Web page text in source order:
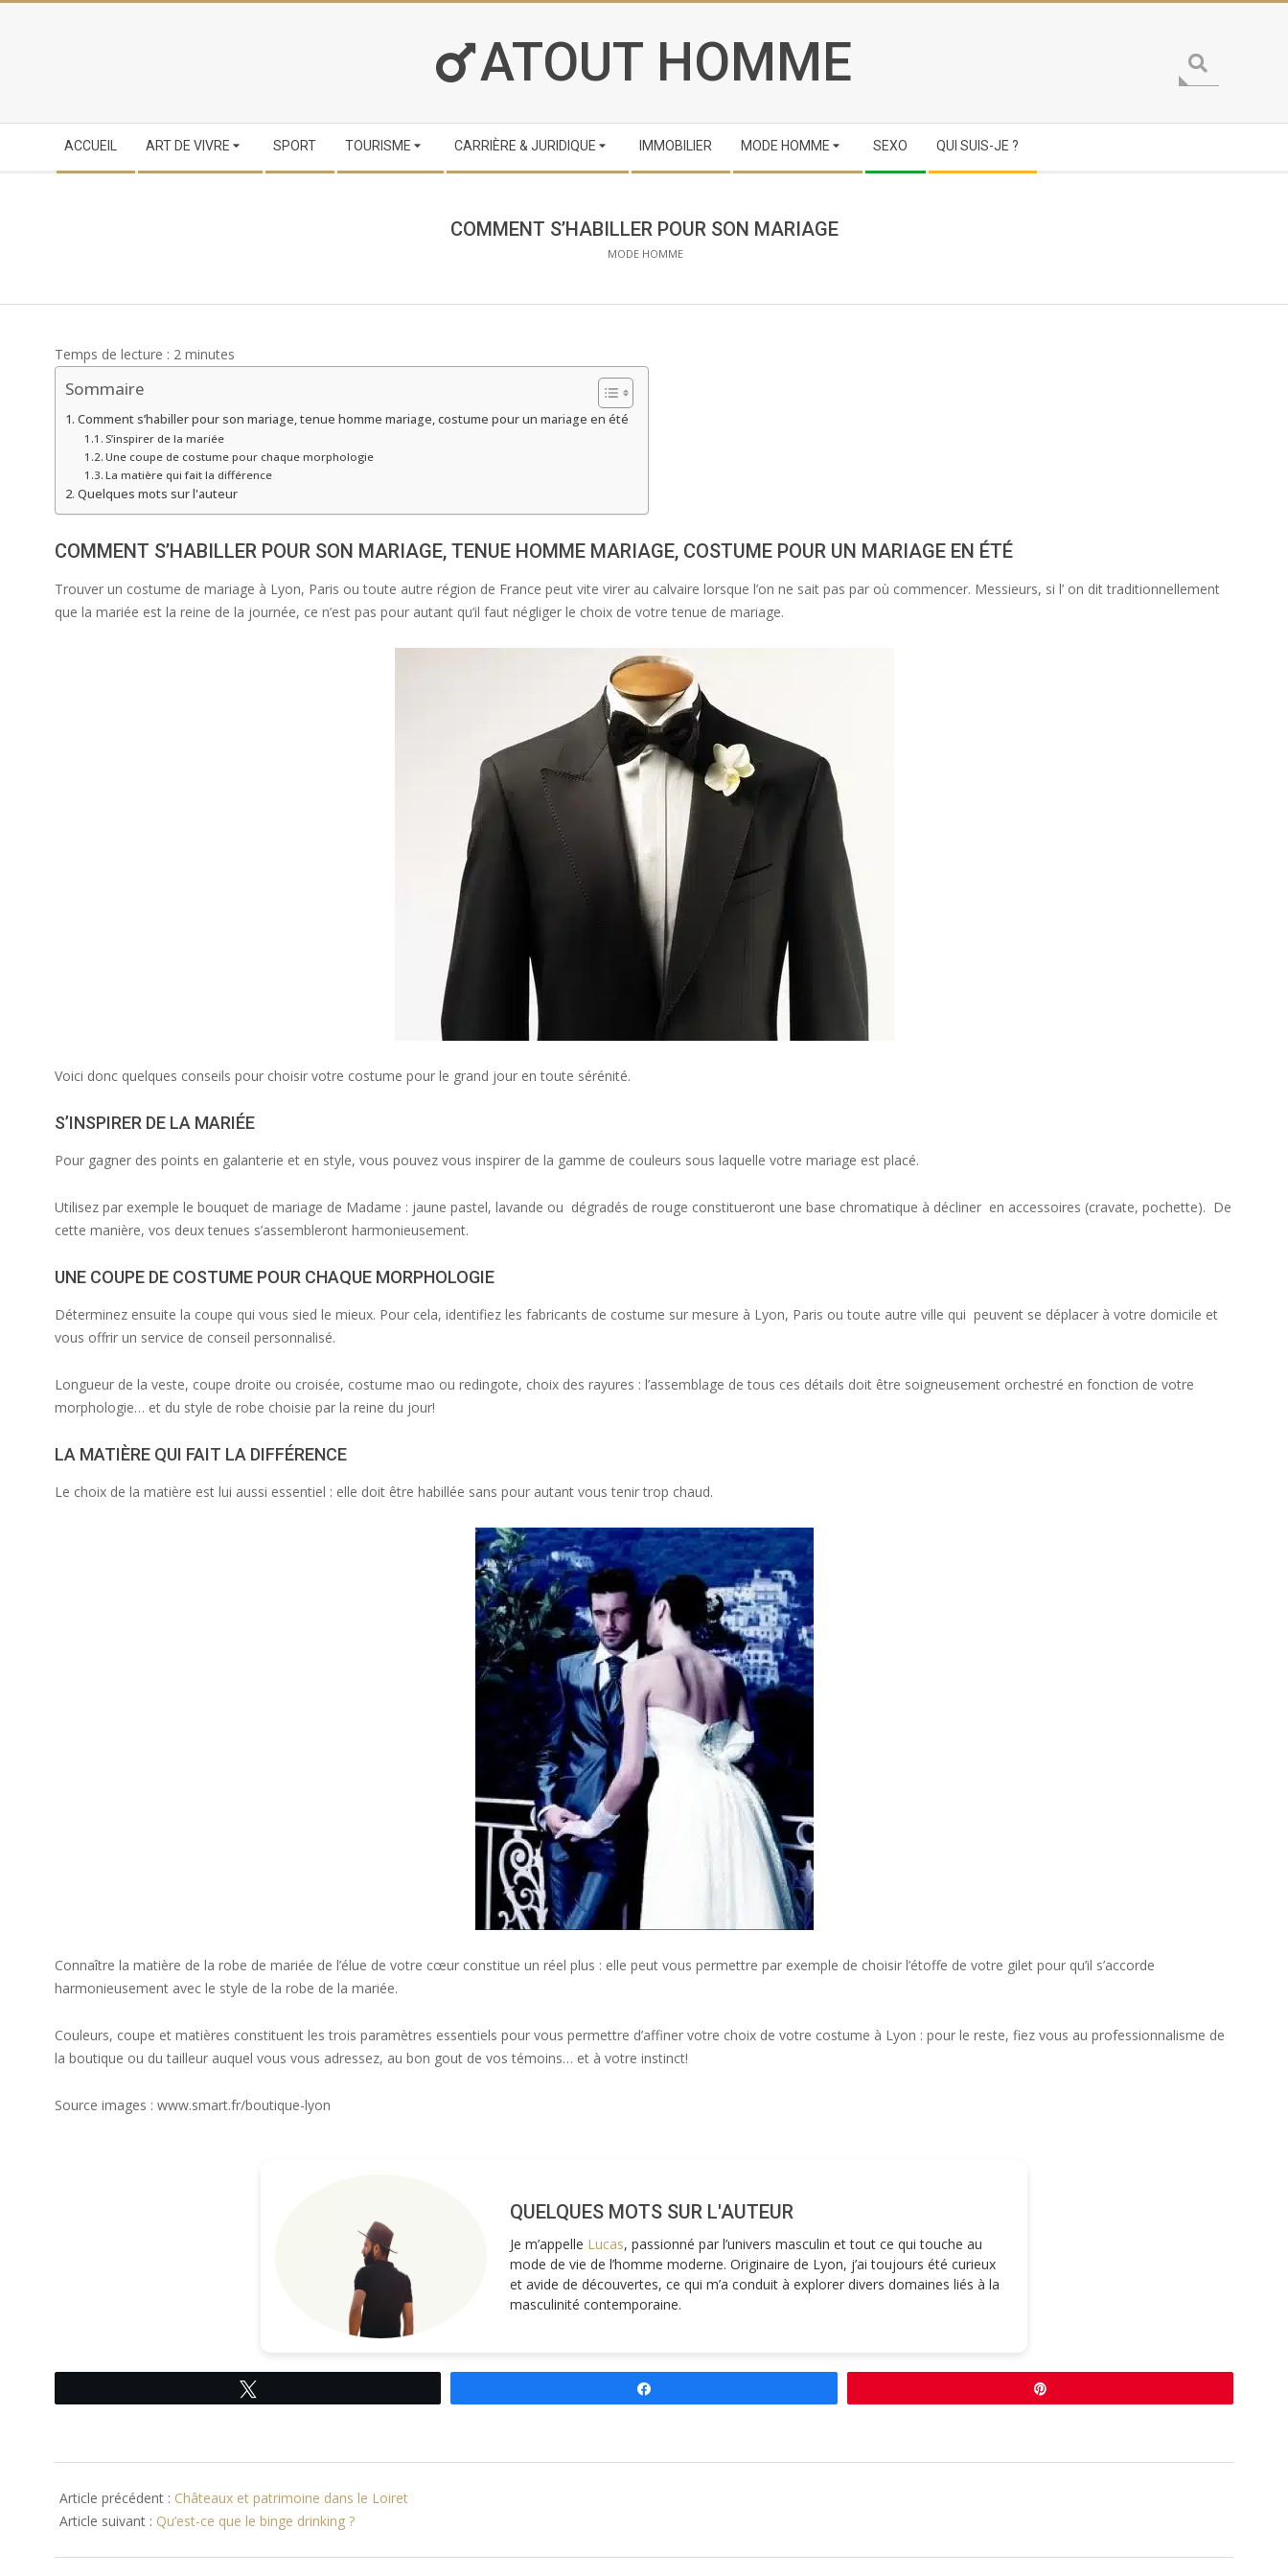
ATOUT HOMME
Navigation
Menu
ACCUEIL ART DE VIVRE SPORT TOURISME CARRIÈRE & JURIDIQUE IMMOBILIER MODE HOMME SEXO QUI SUIS-JE ?
COMMENT S’HABILLER POUR SON MARIAGE
MODE HOMME
Temps de lecture : 2 minutes
Sommaire
Comment s’habiller pour son mariage, tenue homme mariage, costume pour un mariage en été
S’inspirer de la mariée
Une coupe de costume pour chaque morphologie
La matière qui fait la différence
Quelques mots sur l'auteur
COMMENT S’HABILLER POUR SON MARIAGE, TENUE HOMME MARIAGE, COSTUME POUR UN MARIAGE EN ÉTÉ
Trouver un costume de mariage à Lyon, Paris ou toute autre région de France peut vite virer au calvaire lorsque l’on ne sait pas par où commencer. Messieurs, si l’ on dit traditionnellement
que la mariée est la reine de la journée, ce n’est pas pour autant qu’il faut négliger le choix de votre tenue de mariage.
Voici donc quelques conseils pour choisir votre costume pour le grand jour en toute sérénité.
S’INSPIRER DE LA MARIÉE
Pour gagner des points en galanterie et en style, vous pouvez vous inspirer de la gamme de couleurs sous laquelle votre mariage est placé.
Utilisez par exemple le bouquet de mariage de Madame : jaune pastel, lavande ou dégradés de rouge constitueront une base chromatique à décliner en accessoires (cravate, pochette). De
cette manière, vos deux tenues s’assembleront harmonieusement.
UNE COUPE DE COSTUME POUR CHAQUE MORPHOLOGIE
Déterminez ensuite la coupe qui vous sied le mieux. Pour cela, identifiez les fabricants de costume sur mesure à Lyon, Paris ou toute autre ville qui peuvent se déplacer à votre domicile et
vous offrir un service de conseil personnalisé.
Longueur de la veste, coupe droite ou croisée, costume mao ou redingote, choix des rayures : l’assemblage de tous ces détails doit être soigneusement orchestré en fonction de votre
morphologie… et du style de robe choisie par la reine du jour!
LA MATIÈRE QUI FAIT LA DIFFÉRENCE
Le choix de la matière est lui aussi essentiel : elle doit être habillée sans pour autant vous tenir trop chaud.
Connaître la matière de la robe de mariée de l’élue de votre cœur constitue un réel plus : elle peut vous permettre par exemple de choisir l’étoffe de votre gilet pour qu’il s’accorde
harmonieusement avec le style de la robe de la mariée.
Couleurs, coupe et matières constituent les trois paramètres essentiels pour vous permettre d’affiner votre choix de votre costume à Lyon : pour le reste, fiez vous au professionnalisme de
la boutique ou du tailleur auquel vous vous adressez, au bon gout de vos témoins… et à votre instinct!
Source images : www.smart.fr/boutique-lyon
QUELQUES MOTS SUR L'AUTEUR
Je m’appelle Lucas, passionné par l’univers masculin et tout ce qui touche au
mode de vie de l’homme moderne. Originaire de Lyon, j’ai toujours été curieux
et avide de découvertes, ce qui m’a conduit à explorer divers domaines liés à la
masculinité contemporaine.
06-
28
Article précédent : Châteaux et patrimoine dans le Loiret
Article suivant : Qu’est-ce que le binge drinking ?